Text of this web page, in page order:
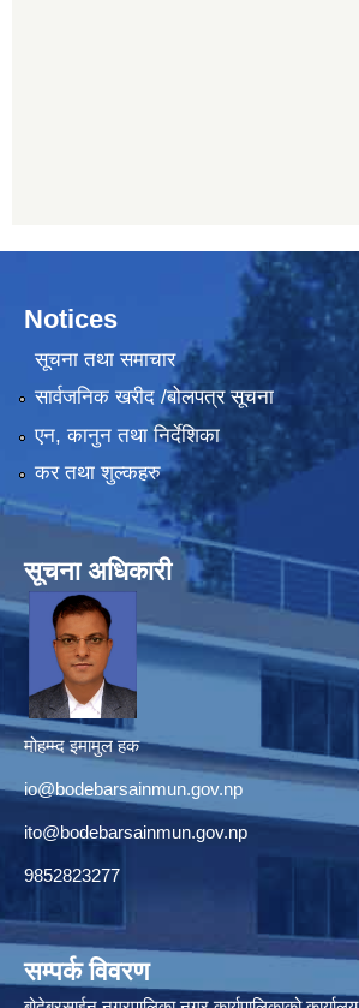
Notices
सूचना तथा समाचार
सार्वजनिक खरीद /बोलपत्र सूचना
एन, कानुन तथा निर्देशिका
कर तथा शुल्कहरु
सूचना अधिकारी
मोहम्म्द इमामुल हक
io@bodebarsainmun.gov.np
ito@bodebarsainmun.gov.np
9852823277
सम्पर्क विवरण